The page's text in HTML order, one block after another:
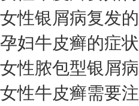
我要咨询我要预约
擅长： 杨成平 互联网门诊主任【医生简介
女性银屑病复发
孕妇牛皮癣的症
女性脓包型银屑
女性牛皮癣需要